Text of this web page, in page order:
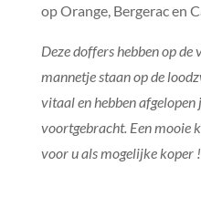
op Orange, Bergerac en
Deze doffers hebben op
mannetje staan op de
vitaal en hebben
voortgebracht. Een mooie
voor u als mogelijke koper